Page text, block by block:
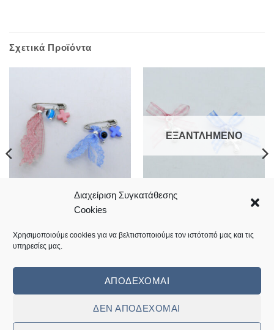
Διαχείριση Συγκατάθεσης
Cookies
Χρησιμοποιούμε cookies για να βελτιστοποιούμε τον ιστότοπό μας και τις
υπηρεσίες μας.
ΑΠΟΔΈΧΟΜΑΙ
ΔΕΝ ΑΠΟΔΈΧΟΜΑΙ
Σχετικά Προϊόντα
Μαρτυρικά βάπτισης
παραμάνα με δαντέλα
Κωδικός: 20.06.0036
ΕΞΑΝΤΛΗΜΈΝΟ
Μαρτυρικά βάπτισης με καρό
Visa MasterCard
Cash